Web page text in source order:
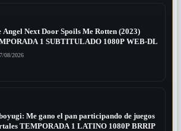
Angel Next Door Spoils Me Rotten (2023)
1 SUBTITULADO 1080P WEB-DL
08/2026
Me gano el pan participando de juegos
TEMPORADA 1 LATINO 1080P BRRIP